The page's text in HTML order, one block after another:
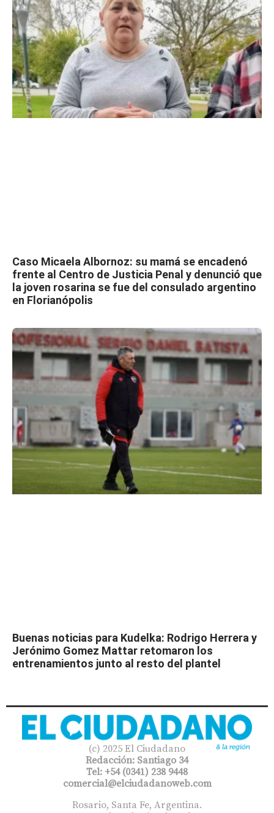
Caso Micaela Albornoz: su mamá se encadenó
frente al Centro de Justicia Penal y denunció que
la joven rosarina se fue del consulado argentino
en Florianópolis
Buenas noticias para Kudelka: Rodrigo Herrera y
Jerónimo Gomez Mattar retomaron los
entrenamientos junto al resto del plantel
(c) 2025 El Ciudadano
Redacción: Santiago 34
Tel: +54 (0341) 238 9448
comercial@elciudadanoweb.com​
Rosario, Santa Fe, Argentina.